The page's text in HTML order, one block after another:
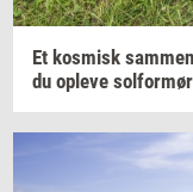
Et kos­misk
du op­le­ve